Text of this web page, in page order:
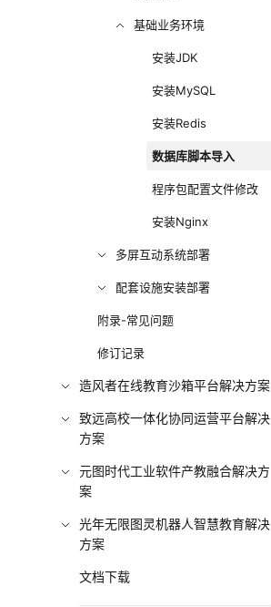
基础业务环境
安装JDK
安装MySQL
安装Redis
数据库脚本导入
程序包配置文件修改
安装Nginx
多屏互动系统部署
配套设施安装部署
附录-常见问题
修订记录
造风者在线教育沙箱平台解决方案
致远高校一体化协同运营平台解决
方案
元图时代工业软件产教融合解决方
案
光年无限图灵机器人智慧教育解决
方案
文档下载